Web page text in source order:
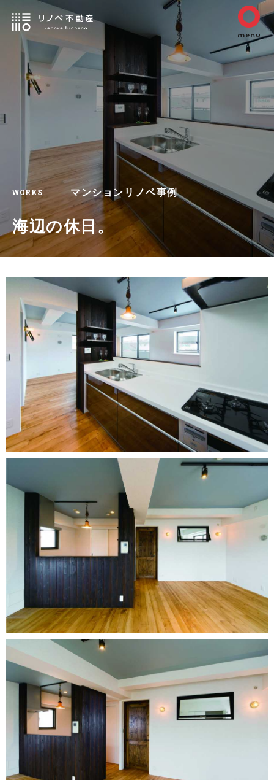
WORKS マンションリノベ事例
海辺の休日。